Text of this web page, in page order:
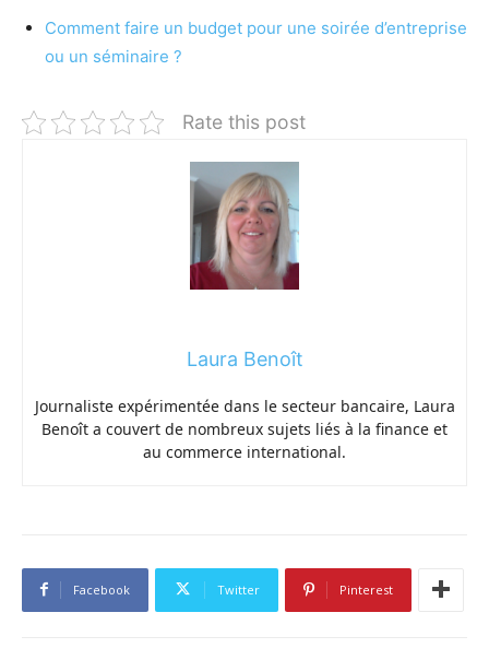
Comment faire un budget pour une soirée d’entreprise
ou un séminaire ?
Rate this post
Laura Benoît
Journaliste expérimentée dans le secteur bancaire, Laura
Benoît a couvert de nombreux sujets liés à la finance et
au commerce international.
Facebook Twitter Pinterest